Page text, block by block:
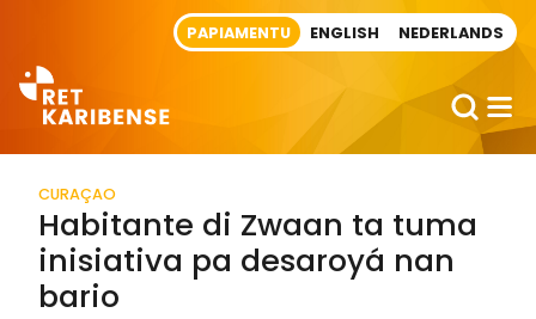
PAPIAMENTU ENGLISH NEDERLANDS
CURAÇAO
Habitante di Zwaan ta tuma
inisiativa pa desaroyá nan
bario